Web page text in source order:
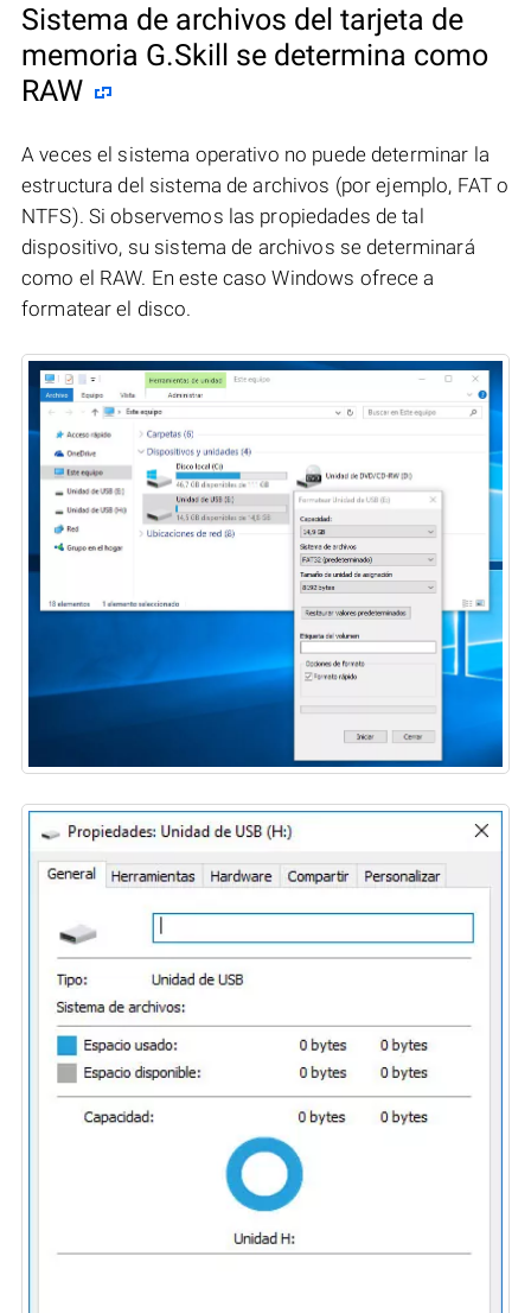
Sistema de archivos del tarjeta de
memoria G.Skill se determina como
RAW
A veces el sistema operativo no puede determinar la
estructura del sistema de archivos (por ejemplo, FAT o
NTFS). Si observemos las propiedades de tal
dispositivo, su sistema de archivos se determinará
como el RAW. En este caso Windows ofrece a
formatear el disco.